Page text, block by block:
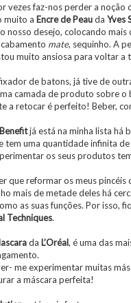
vezes faz-nos perder a
muito a Encre de Peauda Yves
nosso desejo, colocando
mate, sequinho. A
muito ansiosa para voltar a
de batons, já tive de
camada de produto sobre o
a retocar é perfeito! Beber,
Benefitjá está na minha lista há
tem uma quantidade infinita
os seus produtos
que reformar os meus
mais de metade deles há
as suas funções. Por isso,
Techniques.
da L’Oréal, é uma das
me experimentar muitas
a máscara perfeita!